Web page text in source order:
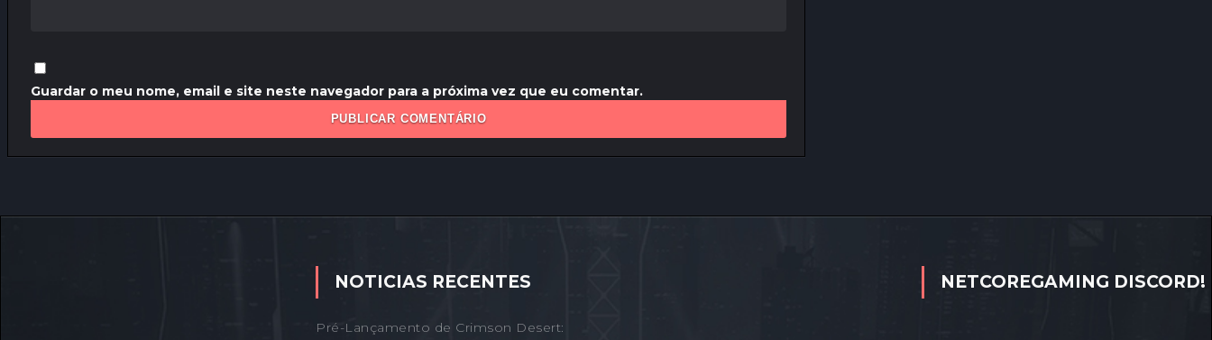
Guardar o meu nome, email e site neste navegador para a próxima vez que eu comentar.
NOTICIAS RECENTES
Pré-Lançamento de Crimson Desert:
NETCOREGAMING DISCORD!